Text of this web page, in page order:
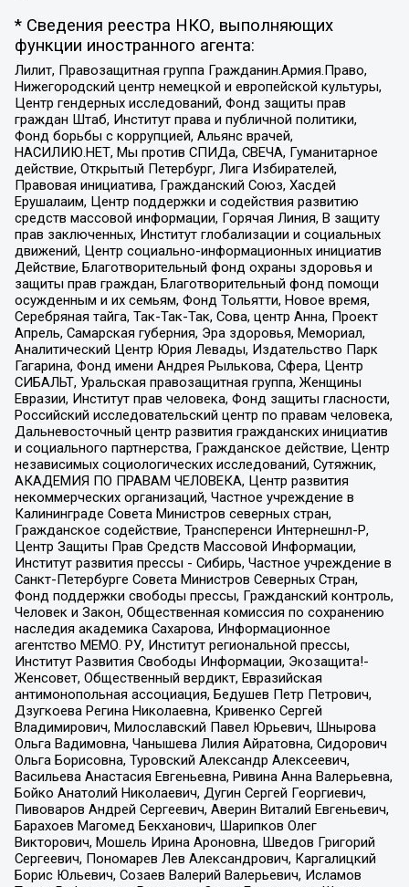
* Сведения реестра НКО, выполняющих
функции иностранного агента:
Лилит, Правозащитная группа Гражданин.Армия.Право,
Нижегородский центр немецкой и европейской культуры,
Центр гендерных исследований, Фонд защиты прав
граждан Штаб, Институт права и публичной политики,
Фонд борьбы с коррупцией, Альянс врачей,
НАСИЛИЮ.НЕТ, Мы против СПИДа, СВЕЧА, Гуманитарное
действие, Открытый Петербург, Лига Избирателей,
Правовая инициатива, Гражданский Союз, Хасдей
Ерушалаим, Центр поддержки и содействия развитию
средств массовой информации, Горячая Линия, В защиту
прав заключенных, Институт глобализации и социальных
движений, Центр социально-информационных инициатив
Действие, Благотворительный фонд охраны здоровья и
защиты прав граждан, Благотворительный фонд помощи
осужденным и их семьям, Фонд Тольятти, Новое время,
Серебряная тайга, Так-Так-Так, Сова, центр Анна, Проект
Апрель, Самарская губерния, Эра здоровья, Мемориал,
Аналитический Центр Юрия Левады, Издательство Парк
Гагарина, Фонд имени Андрея Рылькова, Сфера, Центр
СИБАЛЬТ, Уральская правозащитная группа, Женщины
Евразии, Институт прав человека, Фонд защиты гласности,
Российский исследовательский центр по правам человека,
Дальневосточный центр развития гражданских инициатив
и социального партнерства, Гражданское действие, Центр
независимых социологических исследований, Сутяжник,
АКАДЕМИЯ ПО ПРАВАМ ЧЕЛОВЕКА, Центр развития
некоммерческих организаций, Частное учреждение в
Калининграде Совета Министров северных стран,
Гражданское содействие, Трансперенси Интернешнл-Р,
Центр Защиты Прав Средств Массовой Информации,
Институт развития прессы - Сибирь, Частное учреждение в
Санкт-Петербурге Совета Министров Северных Стран,
Фонд поддержки свободы прессы, Гражданский контроль,
Человек и Закон, Общественная комиссия по сохранению
наследия академика Сахарова, Информационное
агентство МЕМО. РУ, Институт региональной прессы,
Институт Развития Свободы Информации, Экозащита!-
Женсовет, Общественный вердикт, Евразийская
антимонопольная ассоциация, Бедушев Петр Петрович,
Дзугкоева Регина Николаевна, Кривенко Сергей
Владимирович, Милославский Павел Юрьевич, Шнырова
Ольга Вадимовна, Чанышева Лилия Айратовна, Сидорович
Ольга Борисовна, Туровский Александр Алексеевич,
Васильева Анастасия Евгеньевна, Ривина Анна Валерьевна,
Бойко Анатолий Николаевич, Дугин Сергей Георгиевич,
Пивоваров Андрей Сергеевич, Аверин Виталий Евгеньевич,
Барахоев Магомед Бекханович, Шарипков Олег
Викторович, Мошель Ирина Ароновна, Шведов Григорий
Сергеевич, Пономарев Лев Александрович, Каргалицкий
Борис Юльевич, Созаев Валерий Валерьевич, Исламов